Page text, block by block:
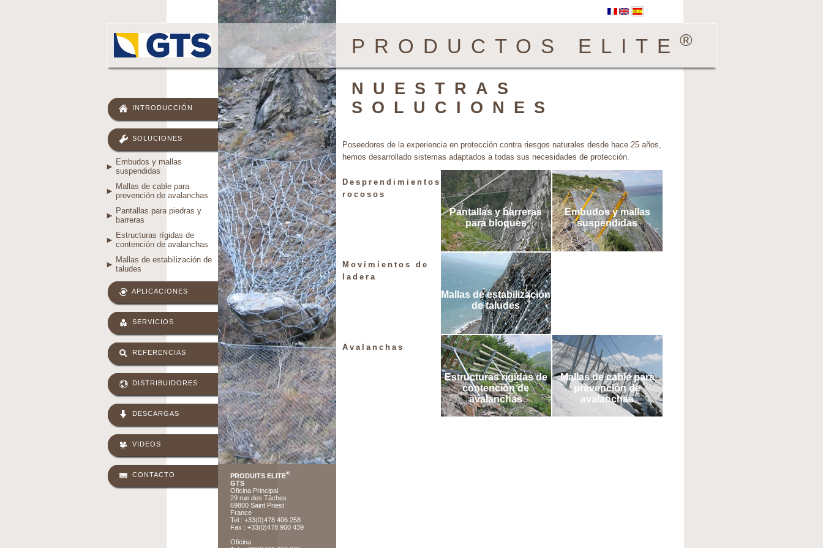
PRODUCTOS ELITE ®
INTRODUCCIÓN
SOLUCIONES
Embudos y mallas
suspendidas
Mallas de cable para
prevención de avalanchas
Pantallas para piedras y
barreras
Estructuras rígidas de
contención de avalanchas
Mallas de estabilización de
taludes
APLICACIONES
SERVICIOS
REFERENCIAS
DISTRIBUIDORES
DESCARGAS
VIDEOS
CONTACTO PRODUITS ELITE®
GTS
Oficina Principal
29 rue des Tâches
69800 Saint Priest
France
Tel : +33(0)478 406 258
Fax : +33(0)478 900 439
Oficina
NUESTRAS
SOLUCIONES
Poseedores de la experiencia en protección contra riesgos naturales desde hace 25 años,
hemos desarrollado sistemas adaptados a todas sus necesidades de protección.
Desprendimientos
rocosos
Pantallas y barreras
para bloques
Embudos y mallas
suspendidas
Movimientos de
ladera
Mallas de estabilización
de taludes
Avalanchas
Estructuras rígidas de
contención de
avalanchas
Mallas de cable para
prevención de
avalanchas